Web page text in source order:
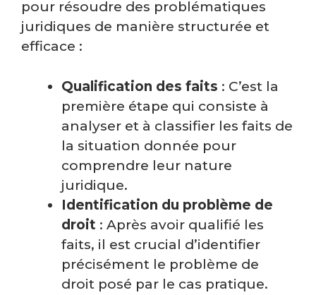
pour résoudre des problématiques
juridiques de manière structurée et
efficace :
Qualification des faits : C’est la
première étape qui consiste à
analyser et à classifier les faits de
la situation donnée pour
comprendre leur nature
juridique.
Identification du problème de
droit : Après avoir qualifié les
faits, il est crucial d’identifier
précisément le problème de
droit posé par le cas pratique.